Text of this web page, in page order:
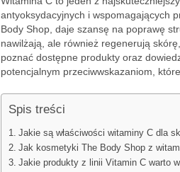
antyoksydacyjnych i wspomagających
Body Shop, daje szansę na poprawę
nawilżają, ale również regenerują
poznać dostępne produkty oraz
potencjalnym przeciwwskazaniom,
Spis treści
Jakie są właściwości witaminy C dla
Jak kosmetyki The Body Shop z
Jakie produkty z linii Vitamin C warto